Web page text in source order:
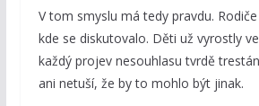
V tom smyslu má tedy pravdu.
kde se diskutovalo. Děti už vyrostly
každý projev nesouhlasu tvrdě
ani netuší, že by to mohlo být jinak.